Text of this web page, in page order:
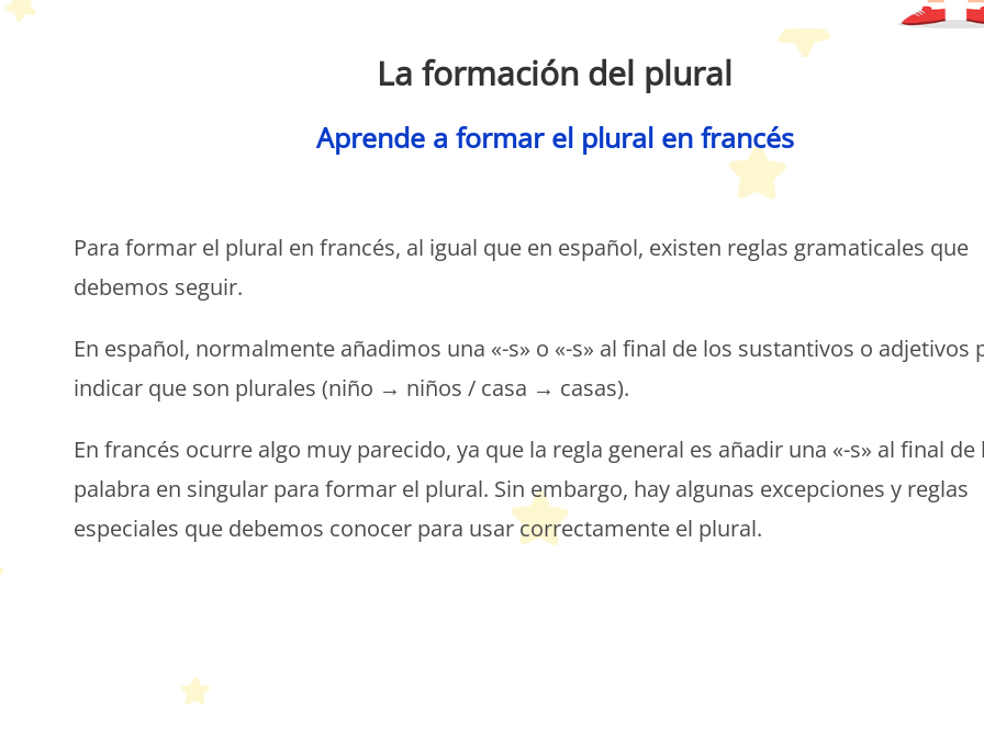
La formación del plural
Aprende a formar el plural en francés
Para formar el plural en francés, al igual que en español, existen reglas gramaticales que
debemos seguir.
En español, normalmente añadimos una «-s» o «-s» al final de los sustantivos o adjetivos
indicar que son plurales (niño → niños / casa → casas).
En francés ocurre algo muy parecido, ya que la regla general es añadir una «-s» al final de
palabra en singular para formar el plural. Sin embargo, hay algunas excepciones y reglas
especiales que debemos conocer para usar correctamente el plural.